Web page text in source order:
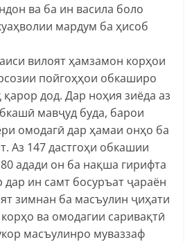
ва ба ин васила боло
мардум ба ҳисоб
вилоят ҳамзамон корҳои
пойгоҳҳои обкаширо
дод. Дар ноҳия зиёда аз
мавҷуд буда, барои
омодагӣ дар ҳамаи онҳо ба
Аз 147 дастгоҳи обкашии
адади он ба нақша гирифта
ин самт босуръат ҷараён
зимнан ба масъулин ҷиҳати
ва омодагии саривақтӣ
масъулинро муваззаф